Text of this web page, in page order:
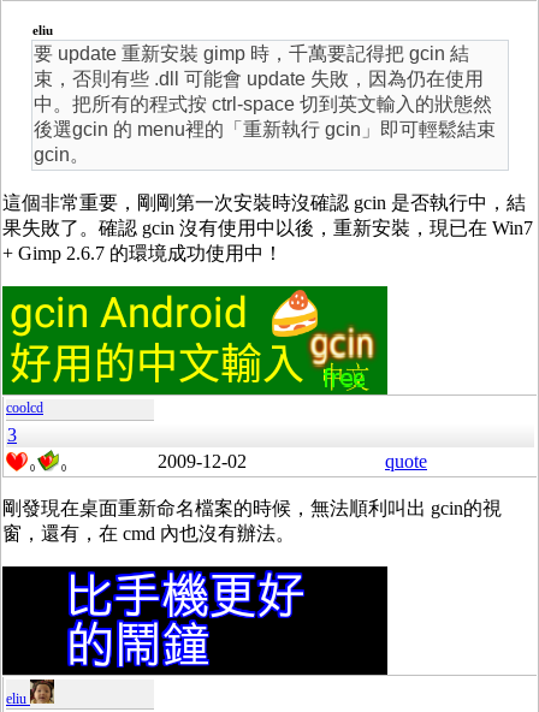
eliu
要 update 重新安裝 gimp 時，千萬要記得把 gcin 結
束，否則有些 .dll 可能會 update 失敗，因為仍在使用
中。把所有的程式按 ctrl-space 切到英文輸入的狀態然
後選gcin 的 menu裡的「重新執行 gcin」即可輕鬆結束
gcin。
這個非常重要，剛剛第一次安裝時沒確認 gcin 是否執行中，結
果失敗了。確認 gcin 沒有使用中以後，重新安裝，現已在 Win7
+ Gimp 2.6.7 的環境成功使用中！
coolcd
3
0 0 2009-12-02 quote
剛發現在桌面重新命名檔案的時候，無法順利叫出 gcin的視
窗，還有，在 cmd 內也沒有辦法。
eliu